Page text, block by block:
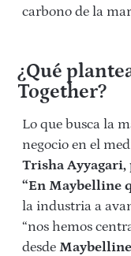
carbono de la
¿Qué
Together?
Lo que busca la
negocio en el
Trisha Ayyagari,
“En Maybelline
la industria a
“nos hemos
desde Maybelline